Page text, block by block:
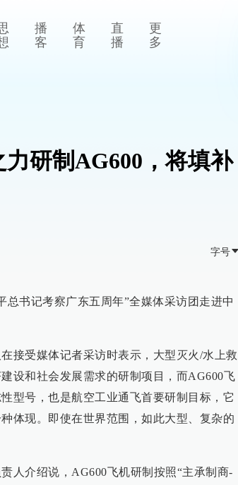
播
客
体
育
直
播
更
多
研制AG600，将填补
字号
总书记考察广东五周年”全媒体采访团走进中
接受媒体记者采访时表示，大型灭火/水上救
设和社会发展需求的研制项目，而AG600飞
型号，也是航空工业通飞首要研制目标，它
体现。即使在世界范围，如此大型、复杂的
人介绍说，AG600飞机研制按照“主承制商-